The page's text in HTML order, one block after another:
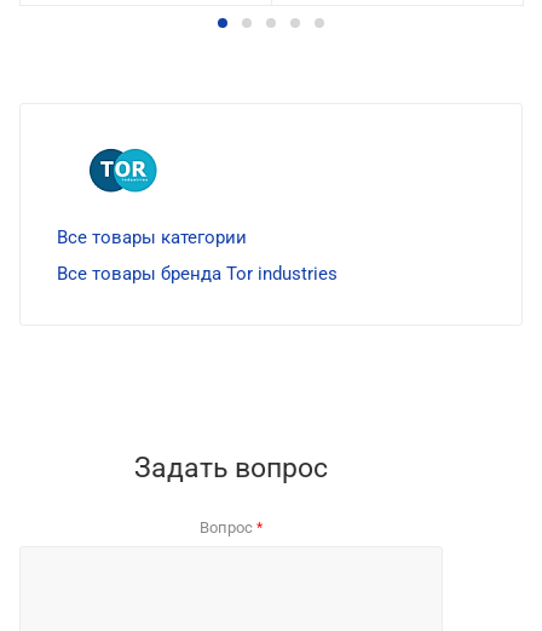
Все товары категории
Все товары бренда Tor industries
Задать вопрос
Вопрос *